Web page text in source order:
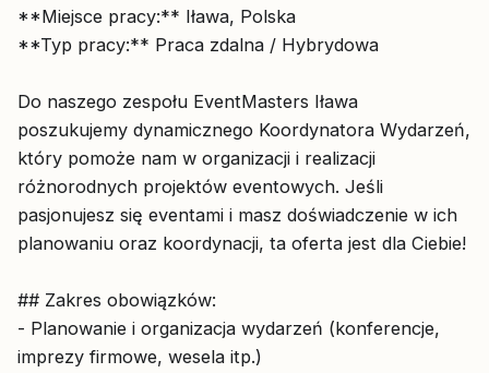
**Miejsce pracy:** Iława, Polska
**Typ pracy:** Praca zdalna / Hybrydowa
Do naszego zespołu EventMasters Iława
poszukujemy dynamicznego Koordynatora Wydarzeń,
który pomoże nam w organizacji i realizacji
różnorodnych projektów eventowych. Jeśli
pasjonujesz się eventami i masz doświadczenie w ich
planowaniu oraz koordynacji, ta oferta jest dla Ciebie!
## Zakres obowiązków:
- Planowanie i organizacja wydarzeń (konferencje,
imprezy firmowe, wesela itp.)